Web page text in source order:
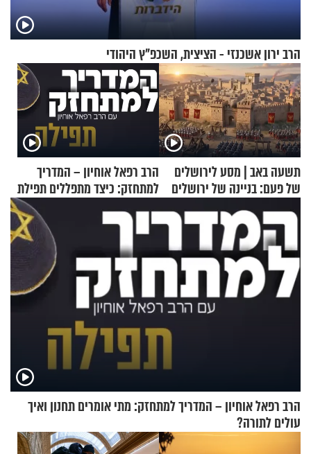
הרב ירון אשכנזי - הציצית, השכפ"ץ היהודי
תשעה באב | מסע לירושלים
של פעם: בניינה של ירושלים
הרב רפאל אוחיון – המדריך
למתחזק: כיצד מתפללים תפילת
שמונה עשרה?
הרב רפאל אוחיון – המדריך למתחזק: מתי אומרים תחנון ואיך
עולים לתורה?